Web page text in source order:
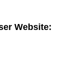
Website: